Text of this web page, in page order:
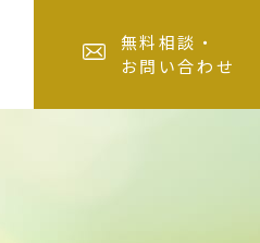
無料相談・
お問い合わせ